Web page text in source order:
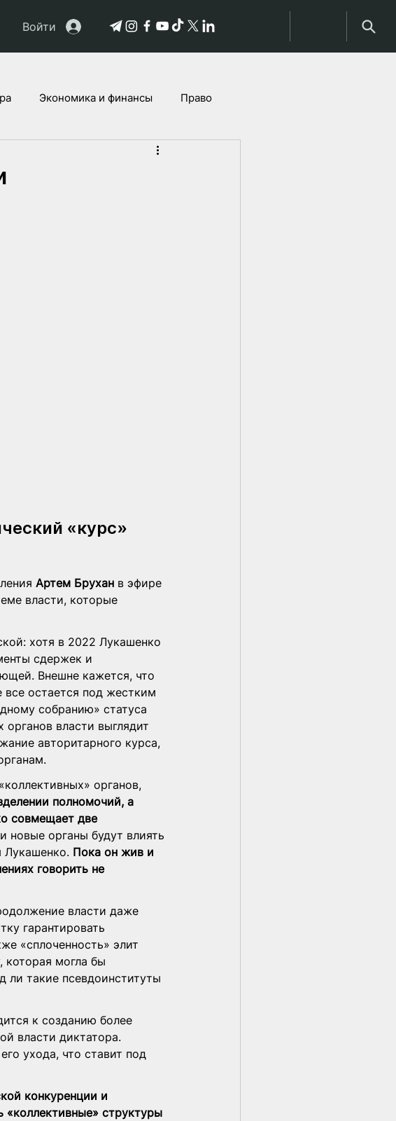
Войти
Экономика и финансы Право
Истории пострадавших
«курс»
Артем Брухан в эфире
власти, которые
хотя в 2022 Лукашенко
сдержек и
Внешне кажется, что
все остается под жестким
собранию» статуса
власти выглядит
авторитарного курса,
органов,
полномочий, а
совмещает две
новые органы будут влиять
Лукашенко. Пока он жив и
говорить не
власти даже
гарантировать
«сплоченность» элит
которая могла бы
ли такие псевдоинституты
к созданию более
власти диктатора.
ухода, что ставит под
конкуренции и
«коллективные» структуры